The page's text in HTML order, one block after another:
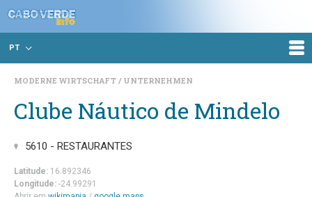
PT
MODERNE WIRTSCHAFT UNTERNEHMEN
Clube Náutico de Mindelo
5610 - RESTAURANTES
Latitude: 16.892346
Longitude: -24.99291